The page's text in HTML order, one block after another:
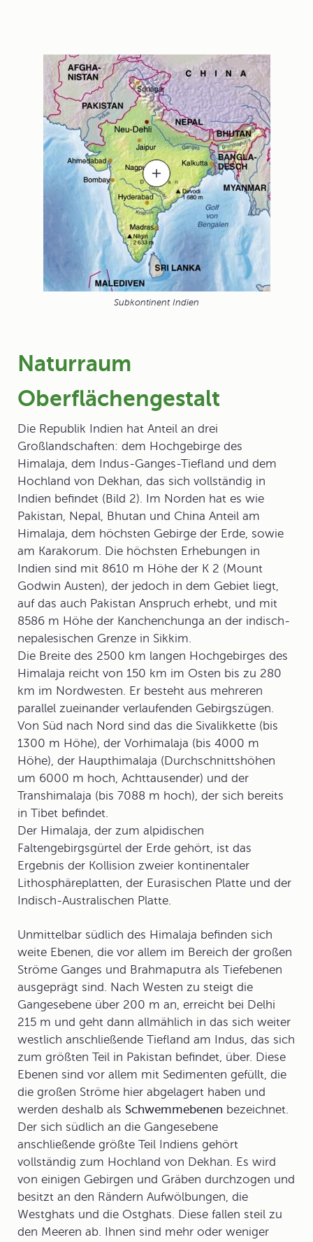
Subkontinent Indien
Naturraum
Oberflächengestalt
Die Republik Indien hat Anteil an drei
Großlandschaften: dem Hochgebirge des
Himalaja, dem Indus-Ganges-Tiefland und dem
Hochland von Dekhan, das sich vollständig in
Indien befindet (Bild 2). Im Norden hat es wie
Pakistan, Nepal, Bhutan und China Anteil am
Himalaja, dem höchsten Gebirge der Erde, sowie
am Karakorum. Die höchsten Erhebungen in
Indien sind mit 8610 m Höhe der K 2 (Mount
Godwin Austen), der jedoch in dem Gebiet liegt,
auf das auch Pakistan Anspruch erhebt, und mit
8586 m Höhe der Kanchenchunga an der indisch-
nepalesischen Grenze in Sikkim.
Die Breite des 2500 km langen Hochgebirges des
Himalaja reicht von 150 km im Osten bis zu 280
km im Nordwesten. Er besteht aus mehreren
parallel zueinander verlaufenden Gebirgszügen.
Von Süd nach Nord sind das die Sivalikkette (bis
1300 m Höhe), der Vorhimalaja (bis 4000 m
Höhe), der Haupthimalaja (Durchschnittshöhen
um 6000 m hoch, Achttausender) und der
Transhimalaja (bis 7088 m hoch), der sich bereits
in Tibet befindet.
Der Himalaja, der zum alpidischen
Faltengebirgsgürtel der Erde gehört, ist das
Ergebnis der Kollision zweier kontinentaler
Lithosphäreplatten, der Eurasischen Platte und der
Indisch-Australischen Platte.
Unmittelbar südlich des Himalaja befinden sich
weite Ebenen, die vor allem im Bereich der großen
Ströme Ganges und Brahmaputra als Tiefebenen
ausgeprägt sind. Nach Westen zu steigt die
Gangesebene über 200 m an, erreicht bei Delhi
215 m und geht dann allmählich in das sich weiter
westlich anschließende Tiefland am Indus, das sich
zum größten Teil in Pakistan befindet, über. Diese
Ebenen sind vor allem mit Sedimenten gefüllt, die
die großen Ströme hier abgelagert haben und
werden deshalb als Schwemmebenen bezeichnet.
Der sich südlich an die Gangesebene
anschließende größte Teil Indiens gehört
vollständig zum Hochland von Dekhan. Es wird
von einigen Gebirgen und Gräben durchzogen und
besitzt an den Rändern Aufwölbungen, die
Westghats und die Ostghats. Diese fallen steil zu
den Meeren ab. Ihnen sind mehr oder weniger